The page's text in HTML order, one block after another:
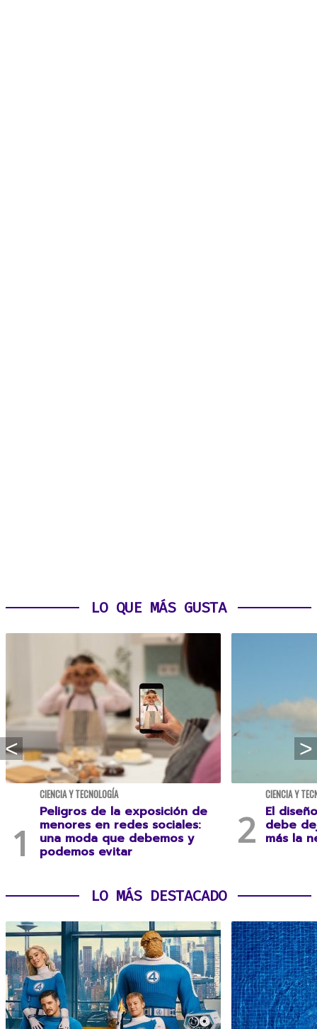
LO QUE MÁS GUSTA
CIENCIA Y TECNOLOGÍA
Peligros de la exposición de
menores en redes sociales:
una moda que debemos y
podemos evitar
CIENCIA Y
El
debe
más la
LO MÁS DESTACADO